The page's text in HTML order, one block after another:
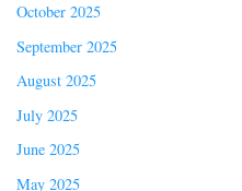
October 2025
September 2025
August 2025
July 2025
June 2025
May 2025